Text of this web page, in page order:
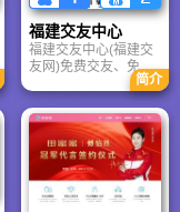
福建交友中心
福建交友中心(福建交
友网)免费交友、免费
征婚、免费相亲、免
费找伴侣、免费找对
象、免费征婚交友平
台。
简介